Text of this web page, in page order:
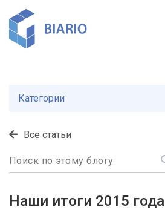
Все статьи
Категории
Наши итоги 2015 года